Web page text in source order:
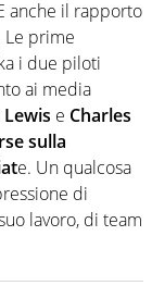
anche il rapporto
Le prime
i due piloti
ai media
Lewis e Charles
sulla
e. Un qualcosa
di
lavoro, di team